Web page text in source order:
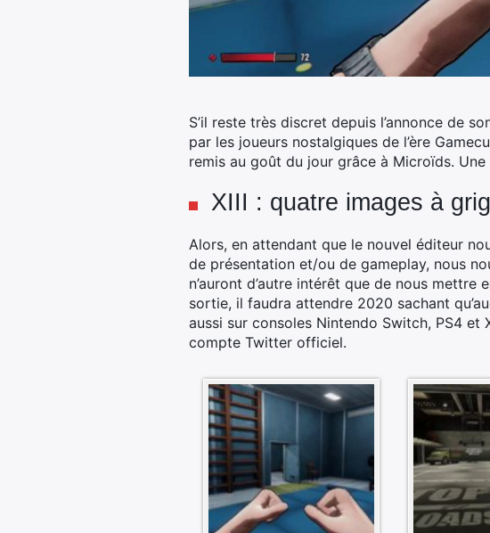
S’il reste très discret depuis l’annonce de
par les joueurs nostalgiques de l’ère
remis au goût du jour grâce à Microïds.
XIII : quatre images à
Alors, en attendant que le nouvel éditeur
de présentation et/ou de gameplay, nous
n’auront d’autre intérêt que de nous
sortie, il faudra attendre 2020 sachant
aussi sur consoles Nintendo Switch, PS4
compte Twitter officiel.